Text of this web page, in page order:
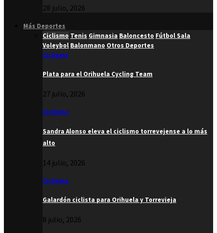
28 julio, 2026
Más Deportes
Ciclismo Tenis Gimnasia Baloncesto Fútbol Sala
Voleybol Balonmano Otros Deportes
Ciclismo
Plata para el Orihuela Cycling Team
27 julio, 2026
Ciclismo
Sandra Alonso eleva el ciclismo torrevejense a lo más
alto
14 julio, 2026
Ciclismo
Galardón ciclista para Orihuela y Torrevieja
8 julio, 2026